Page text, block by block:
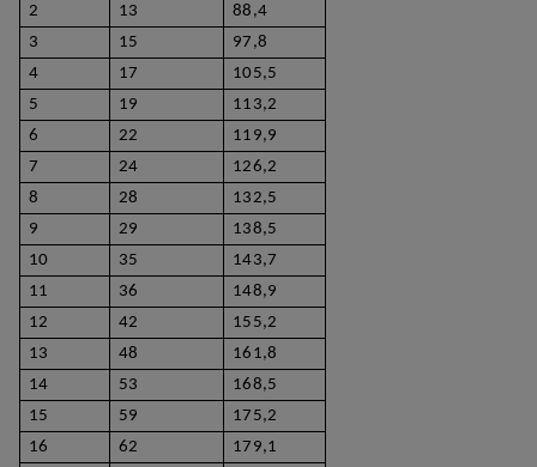
2
13
88,4
3
15
97,8
4
17
105,5
5
19
113,2
6
22
119,9
7
24
126,2
8
28
132,5
9
29
138,5
10
35
143,7
11
36
148,9
12
42
155,2
13
48
161,8
14
53
168,5
15
59
175,2
16
62
179,1